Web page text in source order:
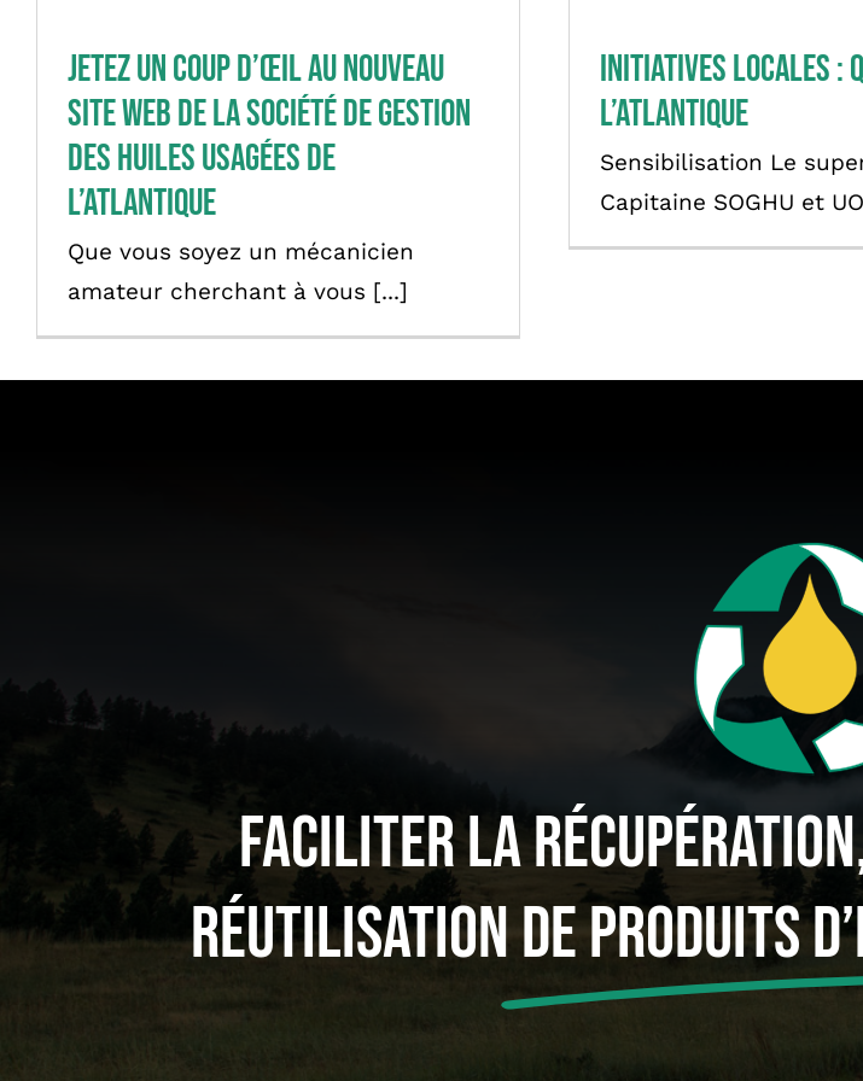
Jetez un coup d’œil au nouveau
site web de la Société de gestion
des huiles usagées de
l’Atlantique
Que vous soyez un mécanicien
amateur cherchant à vous [...]
Initiatives locales :
l’atlantique
Sensibilisation Le
Capitaine SOGHU et
Faciliter La
RéutilisationDe Produits